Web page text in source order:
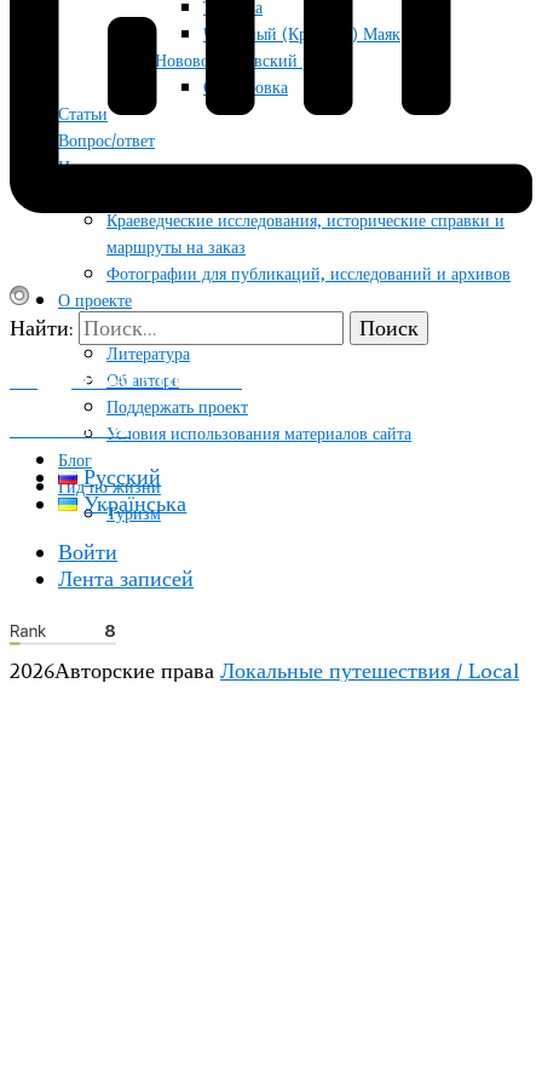
Тягинка
Червоный (Красный) Маяк
Нововоронцовский район
Осокоровка
Статьи
Вопрос/ответ
Новости
Краеведческие исследования, исторические справки и
маршруты на заказ
Фотографии для публикаций, исследований и архивов
О проекте
Контакты
Литература
Об авторе
Поддержать проект
Условия использования материалов сайта
Блог
Гид по жизни
Туризм
Найти:
ПОДДЕРЖАТЬ ПРОЕКТ
КОНТАКТЫ
Русский
Українська
Войти
Лента записей
2026Авторские права Локальные путешествия / Local